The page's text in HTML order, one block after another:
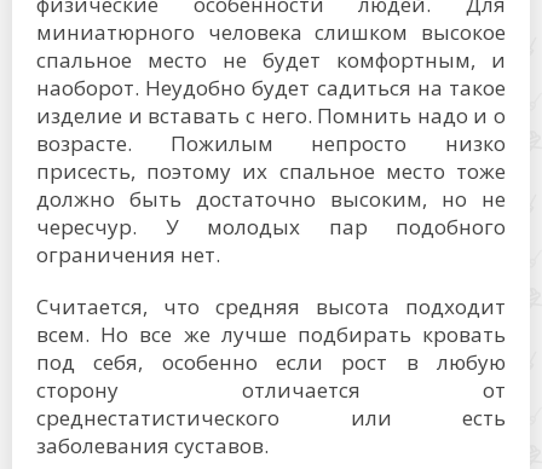
миниатюрного человека слишком высокое
спальное место не будет комфортным, и
наоборот. Неудобно будет садиться на такое
изделие и вставать с него. Помнить надо и о
возрасте. Пожилым непросто низко
присесть, поэтому их спальное место тоже
должно быть достаточно высоким, но не
чересчур. У молодых пар подобного
ограничения нет.
Считается, что средняя высота подходит
всем. Но все же лучше подбирать кровать
под себя, особенно если рост в любую
сторону отличается от
среднестатистического или есть
заболевания суставов.